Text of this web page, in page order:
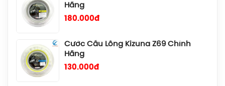
Cước Cầu Lông Kizuna Z69 Chính
Hãng
Cước Cầu Lông Kizuna Z65X Chính
Hãng